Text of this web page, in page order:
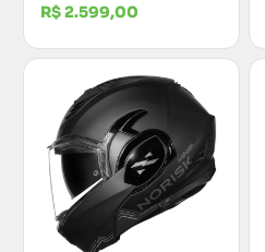
R$2.599,00